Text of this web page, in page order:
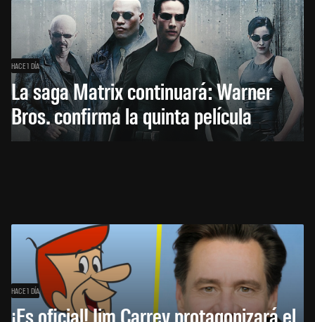
HACE 1 DÍA
La saga Matrix continuará: Warner
Bros. confirma la quinta película
HACE 1 DÍA
¡Es oficial! Jim Carrey protagonizará el